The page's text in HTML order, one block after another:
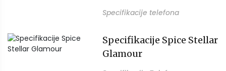
Specifikacije telefona
Specifikacije Spice Stellar
Glamour